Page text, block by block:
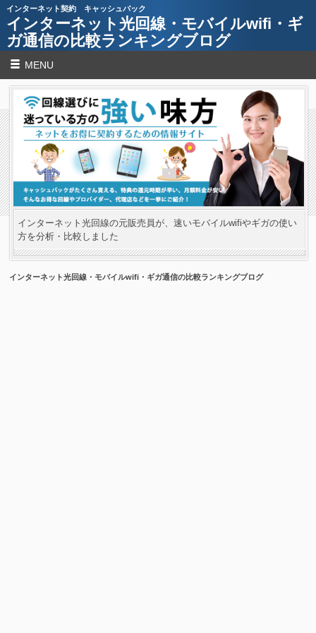
インターネット契約 キャッシュバック
インターネット光回線・モバイルwifi・ギ
ガ通信の比較ランキングブログ
MENU
インターネット光回線の元販売員が、速いモバイルwifiやギガの使い
方を分析・比較しました
インターネット光回線・モバイルwifi・ギガ通信の比較ランキングブログ